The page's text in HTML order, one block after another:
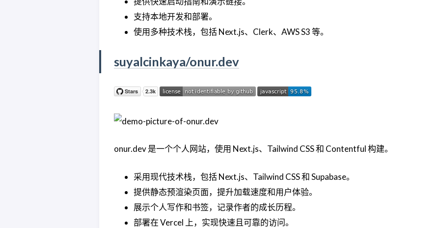
支持本地开发和部署。
使用多种技术栈，包括 Next.js、Clerk、AWS S3 等。
suyalcinkaya/onur.dev
onur.dev 是一个个人网站，使用 Next.js、Tailwind CSS 和 Contentful 构建。
采用现代技术栈，包括 Next.js、Tailwind CSS 和 Supabase。
提供静态预渲染页面，提升加载速度和用户体验。
展示个人写作和书签，记录作者的成长历程。
部署在 Vercel 上，实现快速且可靠的访问。